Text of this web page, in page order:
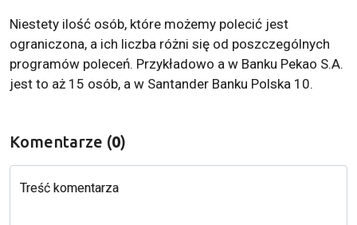
Niestety ilość osób, które możemy polecić jest
ograniczona, a ich liczba różni się od poszczególnych
programów poleceń. Przykładowo a w Banku Pekao S.A.
jest to aż 15 osób, a w Santander Banku Polska 10.
Komentarze (0)
Treść komentarza